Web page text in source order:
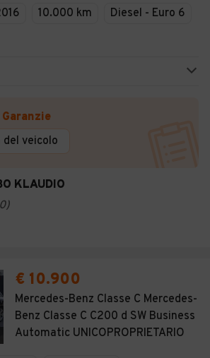
10.000 km
Diesel - Euro 6
veicolo
KLAUDIO
)
€ 10.900
Mercedes-Benz Classe C Mercedes-
Benz Classe C C200 d SW Business
Automatic UNICOPROPRIETARIO